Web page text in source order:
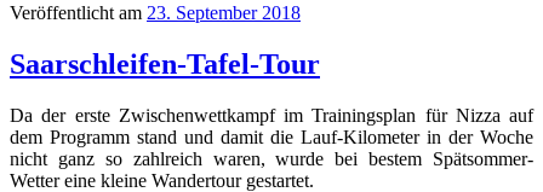
Veröffentlicht am 23. September 2018
Saarschleifen-Tafel-Tour
Da der erste Zwischenwettkampf im Trainingsplan für Nizza auf
dem Programm stand und damit die Lauf-Kilometer in der Woche
nicht ganz so zahlreich waren, wurde bei bestem Spätsommer-
Wetter eine kleine Wandertour gestartet.